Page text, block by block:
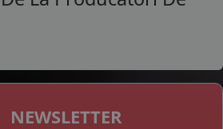
NEWSLETTER